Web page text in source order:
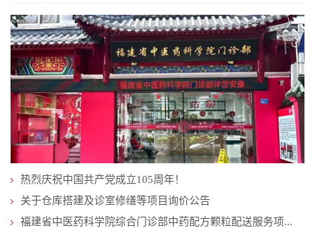
热烈庆祝中国共产党成立105周年！
关于仓库搭建及诊室修缮等项目询价公告
福建省中医药科学院综合门诊部中药配方颗粒配送服务项...